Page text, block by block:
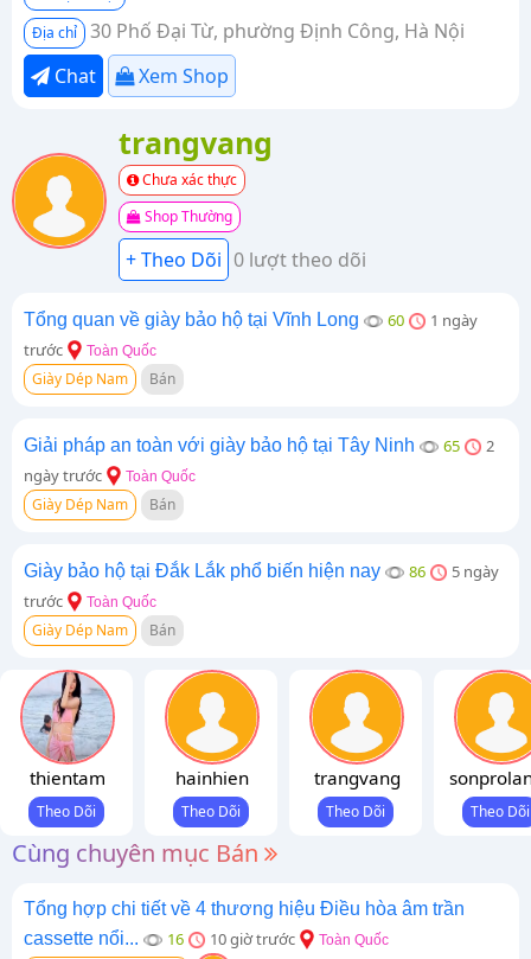
Địa chỉ
30 Phố Đại Từ, phường Định Công, Hà Nội
Chat
Xem Shop
trangvang
Chưa xác thực
Shop Thường
0 lượt theo dõi
Tổng quan về giày bảo hộ tại Vĩnh Long 60
1 ngày
trước
Toàn Quốc
Giày Dép Nam Bán
Giải pháp an toàn với giày bảo hộ tại Tây Ninh 65
2
ngày trước
Toàn Quốc
Giày Dép Nam Bán
Giày bảo hộ tại Đắk Lắk phổ biến hiện nay 86
5 ngày
trước
Toàn Quốc
Giày Dép Nam Bán
thientam hainhien trangvang
Cùng chuyên mục Bán
Tổng hợp chi tiết về 4 thương hiệu Điều hòa âm trần
cassette nổi...
16 10 giờ trước Toàn Quốc